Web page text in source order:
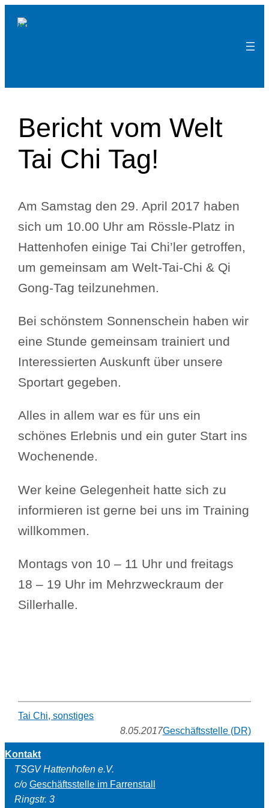
Zum
Bericht vom Welt
Tai Chi Tag!
Am Samstag den 29. April 2017 haben
sich um 10.00 Uhr am Rössle-Platz in
Hattenhofen einige Tai Chi’ler getroffen,
um gemeinsam am Welt-Tai-Chi & Qi
Gong-Tag teilzunehmen.
Bei schönstem Sonnenschein haben wir
eine Stunde gemeinsam trainiert und
Interessierten Auskunft über unsere
Sportart gegeben.
Alles in allem war es für uns ein
schönes Erlebnis und ein guter Start ins
Wochenende.
Wer keine Gelegenheit hatte sich zu
informieren ist gerne bei uns im Training
willkommen.
Montags von 10 – 11 Uhr und freitags
18 – 19 Uhr im Mehrzweckraum der
Sillerhalle.
Tai Chi, sonstiges
8.05.2017Geschäftsstelle (DR)
Kontakt
TSGV Hattenhofen e.V.
c/o Geschäftsstelle im Farrenstall
Ringstr. 3